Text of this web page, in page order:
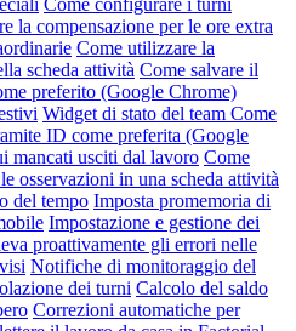
la compensazione per le ore extra
Come utilizzare la
scheda attività Come salvare il
preferito (Google Chrome)
Widget di stato del team Come
ID come preferita (Google
mancati usciti dal lavoro Come
osservazioni in una scheda attività
del tempo Imposta promemoria di
Impostazione e gestione dei
proattivamente gli errori nelle
Notifiche di monitoraggio del
dei turni Calcolo del saldo
Correzioni automatiche per